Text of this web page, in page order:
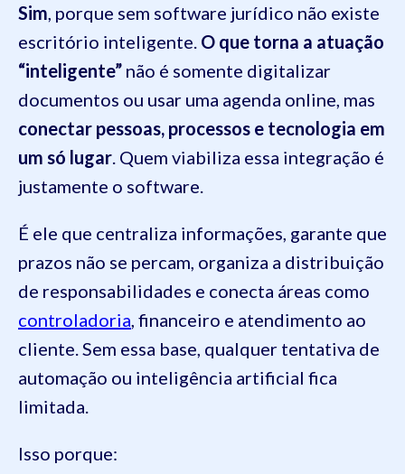
Sim , porque sem software jurídico não existe
escritório inteligente. O que torna a atuação
“inteligente” não é somente digitalizar
documentos ou usar uma agenda online, mas
conectar pessoas, processos e tecnologia em
um só lugar . Quem viabiliza essa integração é
justamente o software.
É ele que centraliza informações, garante que
prazos não se percam, organiza a distribuição
de responsabilidades e conecta áreas como
controladoria , financeiro e atendimento ao
cliente. Sem essa base, qualquer tentativa de
automação ou inteligência artificial fica
limitada.
Isso porque: